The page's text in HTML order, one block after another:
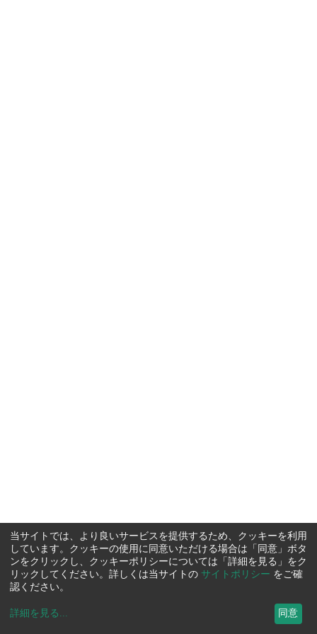
当サイトでは、より良いサービスを提供するため、クッキーを利用
しています。クッキーの使用に同意いただける場合は「同意」ボタ
ンをクリックし、クッキーポリシーについては「詳細を見る」をク
リックしてください。詳しくは当サイトの サイトポリシー をご確
認ください。
詳細を見る ... 同意